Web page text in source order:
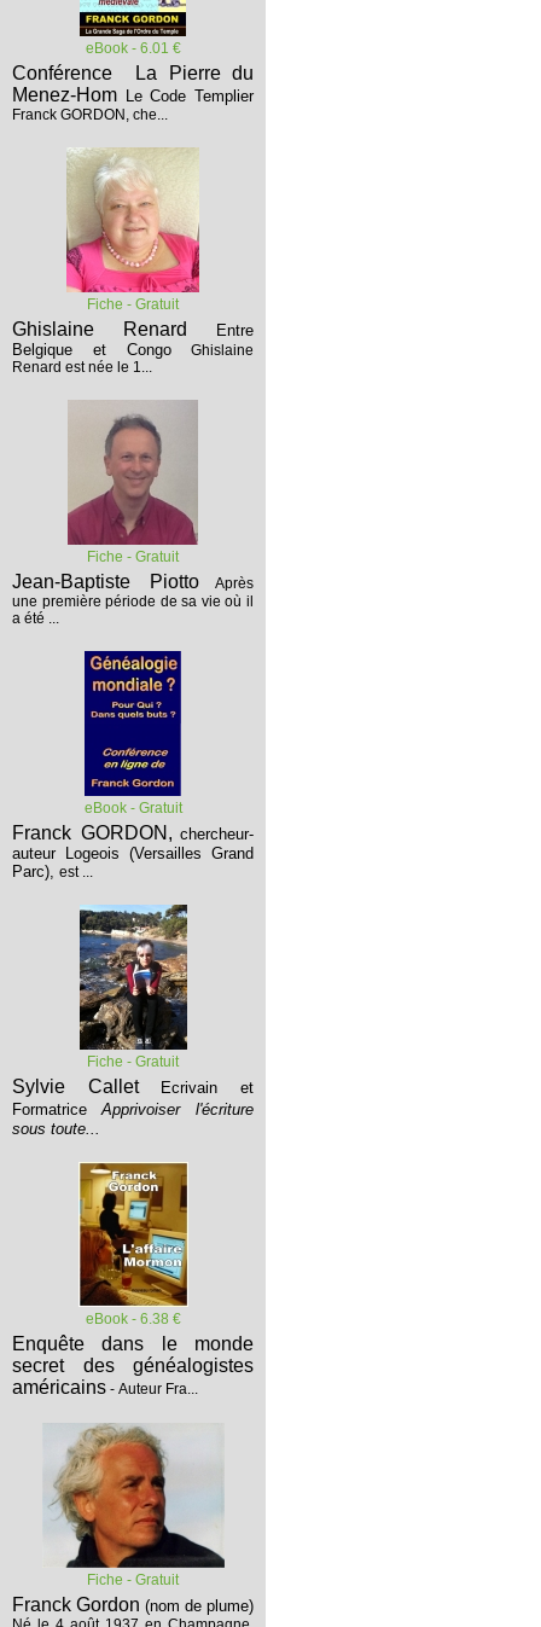
eBook - 6.01 €
Conférence La Pierre du
Menez-Hom Le Code Templier
Franck GORDON, che...
Fiche - Gratuit
Ghislaine Renard
Entre
Belgique et Congo
Ghislaine
Renard est née le 1...
Fiche - Gratuit
Jean-Baptiste Piotto
Après
une première période de sa vie où il
a été ...
eBook - Gratuit
Franck GORDON, chercheur-
auteur Logeois (Versailles Grand
Parc), est ...
Fiche - Gratuit
Sylvie Callet
Ecrivain et
Formatrice
Apprivoiser l'écriture
sous toute...
eBook - 6.38 €
Enquête dans le monde
secret des généalogistes
américains - Auteur Fra...
Fiche - Gratuit
Franck Gordon (nom de plume)